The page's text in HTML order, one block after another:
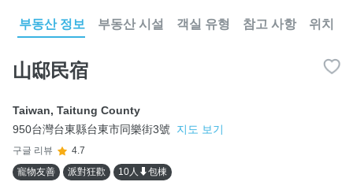
부동산 정보 부동산 시설 객실 유형 참고 사항 위치
山邸民宿
Taiwan, Taitung County
950台灣台東縣台東市同樂街3號
지도 보기
구글 리뷰
4.7
寵物友善
派對狂歡 10人⬇包棟